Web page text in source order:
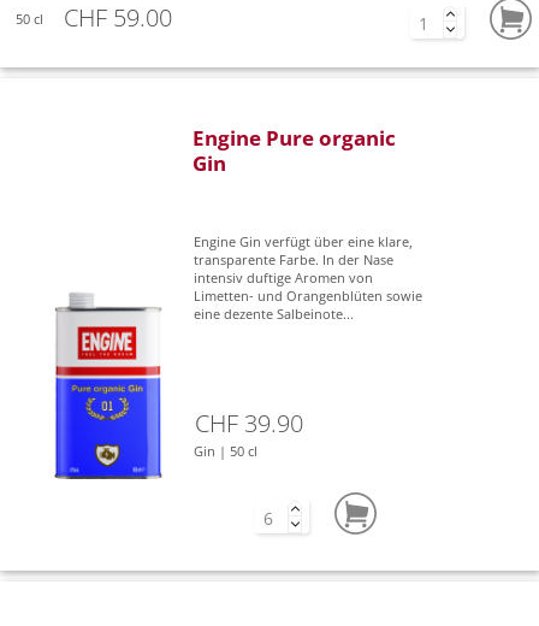
50 cl CHF 59.00
Engine Pure organic
Gin
Engine Gin verfügt über eine klare,
transparente Farbe. In der Nase
intensiv duftige Aromen von
Limetten- und Orangenblüten sowie
eine dezente Salbeinote...
CHF 39.90
Gin | 50 cl